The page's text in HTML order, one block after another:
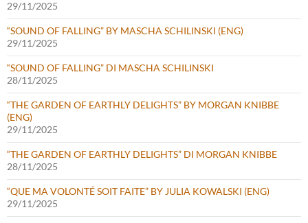
29/11/2025
“SOUND OF FALLING” BY MASCHA SCHILINSKI (ENG)
29/11/2025
“SOUND OF FALLING” DI MASCHA SCHILINSKI
28/11/2025
“THE GARDEN OF EARTHLY DELIGHTS” BY MORGAN KNIBBE
(ENG)
29/11/2025
“THE GARDEN OF EARTHLY DELIGHTS” DI MORGAN KNIBBE
28/11/2025
“QUE MA VOLONTÉ SOIT FAITE” BY JULIA KOWALSKI (ENG)
29/11/2025